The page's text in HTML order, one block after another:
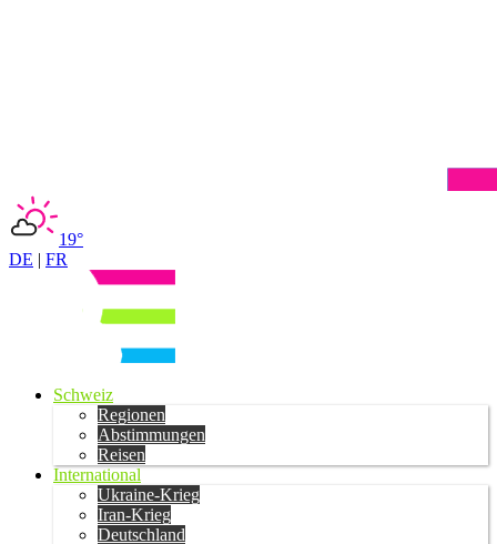
19°
DE | FR
Schweiz
Regionen
Abstimmungen
Reisen
International
Ukraine-Krieg
Iran-Krieg
Deutschland